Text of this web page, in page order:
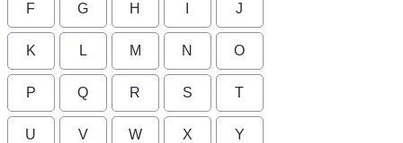
F G H J
K L M N O
P Q R S T
U V W X Y